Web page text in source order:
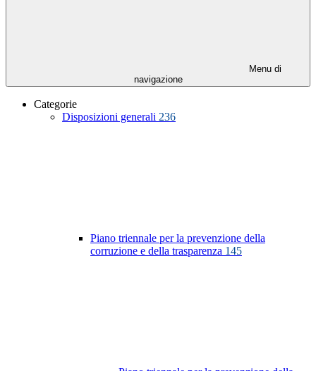
Menu di
navigazione
Categorie
Disposizioni generali 236
Piano triennale per la prevenzione della
corruzione e della trasparenza 145